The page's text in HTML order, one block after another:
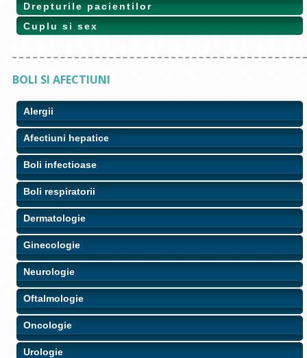
Drepturile pacientilor
Cuplu si sex
BOLI SI AFECTIUNI
Alergii
Afectiuni hepatice
Boli infectioase
Boli respiratorii
Dermatologie
Ginecologie
Neurologie
Oftalmologie
Oncologie
Urologie